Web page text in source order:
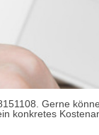
Gerne
konkretes